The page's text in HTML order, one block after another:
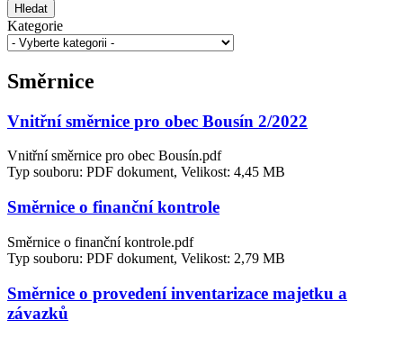
Hledat
Kategorie
Směrnice
Vnitřní směrnice pro obec Bousín 2/2022
Vnitřní směrnice pro obec Bousín.pdf
Typ souboru: PDF dokument, Velikost: 4,45 MB
Směrnice o finanční kontrole
Směrnice o finanční kontrole.pdf
Typ souboru: PDF dokument, Velikost: 2,79 MB
Směrnice o provedení inventarizace majetku a
závazků